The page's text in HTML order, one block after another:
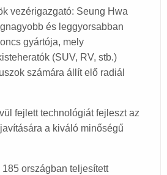
vezérigazgató: Seung Hwa
és leggyorsabban
gyártója, mely
(SUV, RV, stb.)
számára állít elő radiál
fejlett technológiát fejleszt az
a kiváló minőségű
országban teljesített